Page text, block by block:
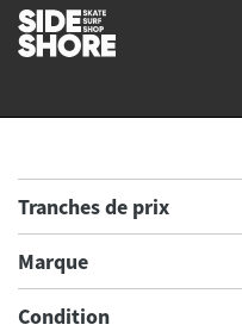
Tranches de prix
Marque
Condition